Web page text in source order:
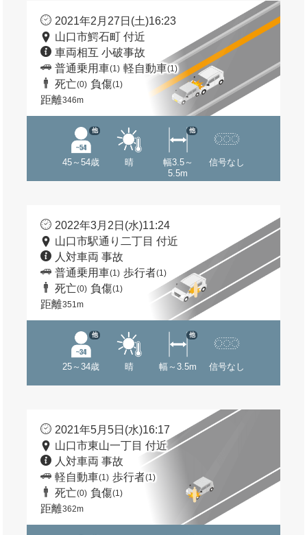
2021年2月27日(土)16:23
山口市鰐石町 付近
車両相互 小破事故
普通乗用車(1) 軽自動車(1)
死亡(0) 負傷(1)
距離346m
45～54歳
他
晴
幅3.5～
5.5m
他
信号なし
2022年3月2日(水)11:24
山口市駅通り二丁目 付近
人対車両 事故
普通乗用車(1) 歩行者(1)
死亡(0) 負傷(1)
距離351m
25～34歳
他
晴 幅～3.5m
他
信号なし
2021年5月5日(水)16:17
山口市東山一丁目 付近
人対車両 事故
軽自動車(1) 歩行者(1)
死亡(0) 負傷(1)
距離362m